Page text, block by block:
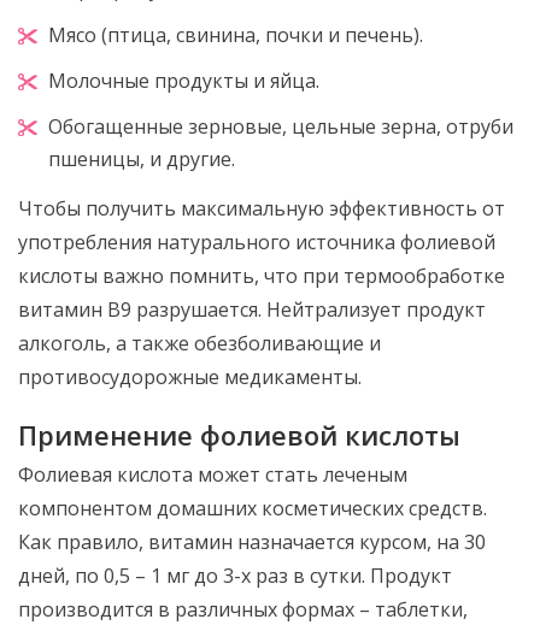
Мясо (птица, свинина, почки и печень).
Молочные продукты и яйца.
Обогащенные зерновые, цельные зерна, отруби
пшеницы, и другие.
Чтобы получить максимальную эффективность от
употребления натурального источника фолиевой
кислоты важно помнить, что при термообработке
витамин В9 разрушается. Нейтрализует продукт
алкоголь, а также обезболивающие и
противосудорожные медикаменты.
Применение фолиевой кислоты
Фолиевая кислота может стать леченым
компонентом домашних косметических средств.
Как правило, витамин назначается курсом, на 30
дней, по 0,5 – 1 мг до 3-х раз в сутки. Продукт
производится в различных формах – таблетки,